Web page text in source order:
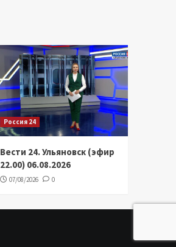
Россия 24
Вести 24. Ульяновск (эфир
22.00) 06.08.2026
07/08/2026 0